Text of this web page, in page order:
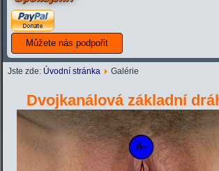
Jste zde: Úvodní stránka Galérie
Dvojkanálová základní